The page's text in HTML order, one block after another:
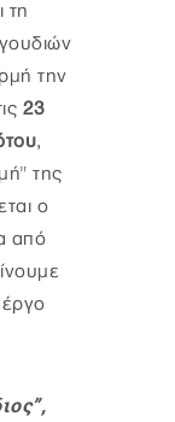
τη
την
23
,
της
ο
από